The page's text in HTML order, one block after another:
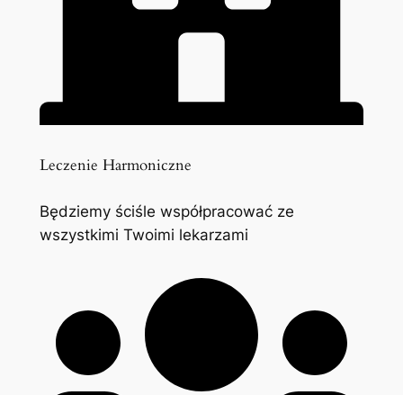
Leczenie Harmoniczne
Będziemy ściśle współpracować ze
wszystkimi Twoimi lekarzami